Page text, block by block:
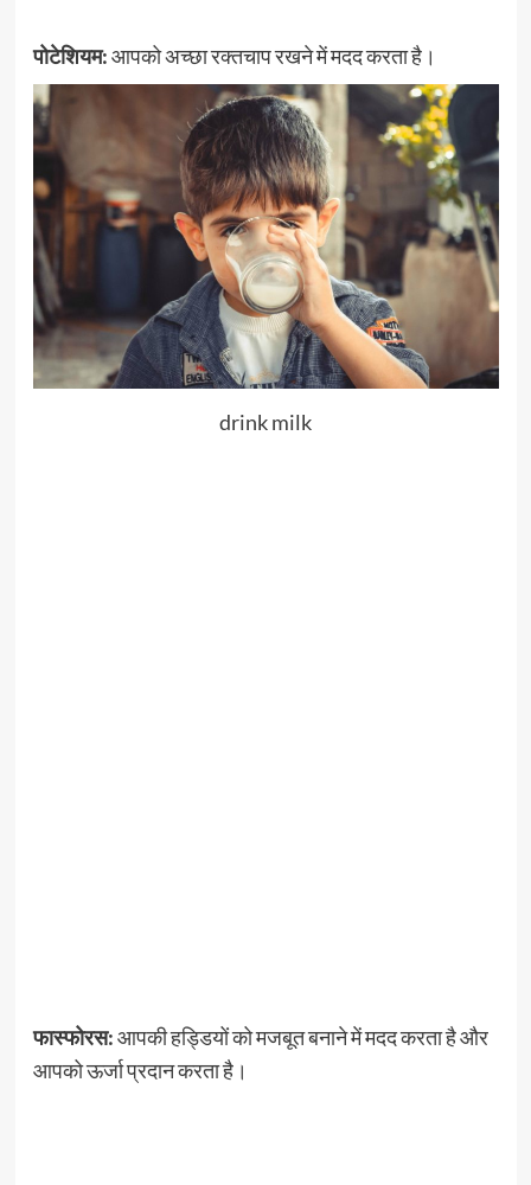
पोटेशियम:आपको अच्छा रक्तचाप रखने में मदद करता है।
drink milk
फास्फोरस:आपकी हड्डियों को मजबूत बनाने में मदद करता है और
आपको ऊर्जा प्रदान करता है।